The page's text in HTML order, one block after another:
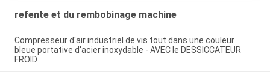
refente et du rembobinage machine
Compresseur d'air industriel de vis tout dans une couleur
bleue portative d'acier inoxydable - AVEC le DESSICCATEUR
FROID